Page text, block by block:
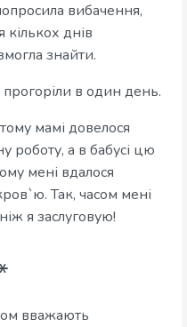
вибачення,
кількох днів
знайти.
прогоріли в один день.
мамі довелося
роботу, а в бабусі цю
мені вдалося
Так, часом мені
я заслуговую!
вважають